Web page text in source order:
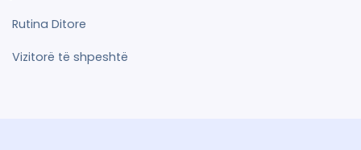
Rutina Ditore
Vizitorë të shpeshtë